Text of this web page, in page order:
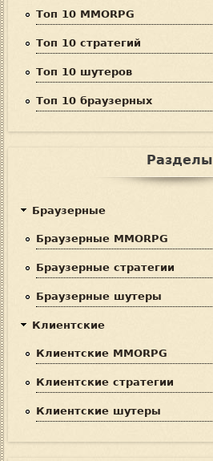
Топ 10 MMORPG
Топ 10 стратегий
Топ 10 шутеров
Топ 10 браузерных
Разделы
Браузерные
Браузерные MMORPG
Браузерные стратегии
Браузерные шутеры
Клиентские
Клиентские MMORPG
Клиентские стратегии
Клиентские шутеры